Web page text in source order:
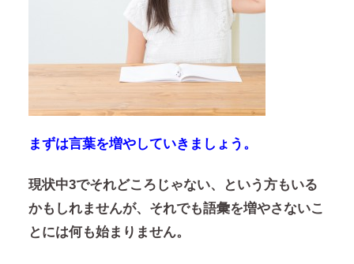
まずは言葉を増やしていきましょう。
現状中3でそれどころじゃない、という方もいる
かもしれませんが、それでも語彙を増やさないこ
とには何も始まりません。